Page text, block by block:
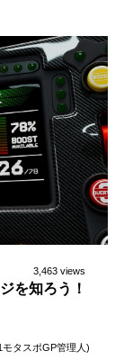
3,463 views
を知ろう！
モタスポGP管理人)